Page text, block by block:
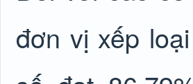
đơn vị xếp